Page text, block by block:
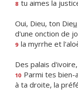
8 tu aimes la
Oui, Dieu, ton Dieu
d'une onction de
9 la myrrhe et
Des palais
10 Parmi tes
à ta droite, la